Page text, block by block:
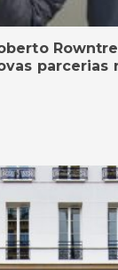
parcerias